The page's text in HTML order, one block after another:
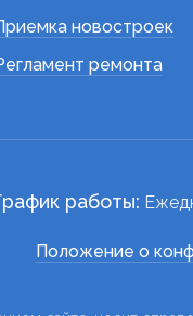
новостроек
ремонта
работы:
Положение о